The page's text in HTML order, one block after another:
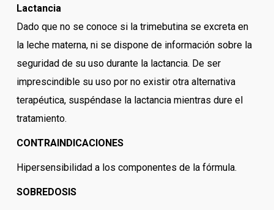
Lactancia
Dado que no se conoce si la trimebutina se excreta en
la leche materna, ni se dispone de información sobre la
seguridad de su uso durante la lactancia. De ser
imprescindible su uso por no existir otra alternativa
terapéutica, suspéndase la lactancia mientras dure el
tratamiento.
CONTRAINDICACIONES
Hipersensibilidad a los componentes de la fórmula.
SOBREDOSIS